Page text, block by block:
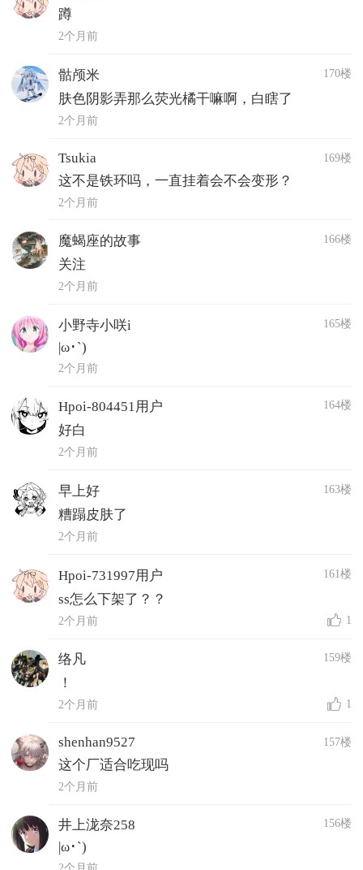
蹲
2个月前
骷颅米 170楼
肤色阴影弄那么荧光橘干嘛啊，白瞎了
2个月前
Tsukia 169楼
这不是铁环吗，一直挂着会不会变形？
2个月前
魔蝎座的故事 166楼
关注
2个月前
小野寺小咲i 165楼
|ω･`)
2个月前
Hpoi-804451用户 164楼
好白
2个月前
早上好 163楼
糟蹋皮肤了
2个月前
Hpoi-731997用户 161楼
ss怎么下架了？？
2个月前 1
络凡 159楼
！
2个月前 1
shenhan9527 157楼
这个厂适合吃现吗
2个月前
井上泷奈258 156楼
|ω･`)